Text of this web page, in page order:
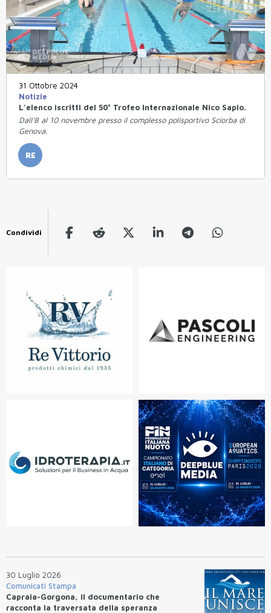
31 Ottobre 2024
Notizie
L'elenco iscritti del 50° Trofeo Internazionale Nico Sapio.
Dall'8 al 10 novembre presso il complesso polisportivo Sciorba di
Genova.
RE
Condividi
30 Luglio 2026
Comunicati Stampa
Capraia-Gorgona, il documentario che
racconta la traversata della speranza